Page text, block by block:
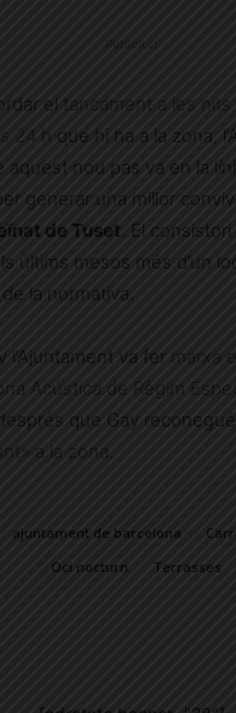
Publicitat
el tancament a les
24 h que hi ha a la zona,
aquest nou pas va en la
generar una millor
de Tuset. El
últims mesos més d’un
la normativa.
l’Ajuntament va fer marxa
Acústica de Règim
que Gay
a la zona.
ajuntament de barcelona
Oci nocturn
Terrasses